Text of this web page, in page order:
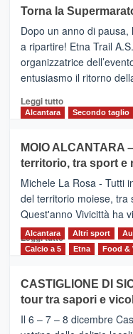
BROOKS
SuperMaratona
dell’Etna,
presentata
l’edizione
2026
Torna la
Dopo un anno di pausa,
a ripartire! Etna Trail
organizzatrice
entusiasmo il ritorno
Leggi tuttoLeggi
Torna
la
Supermaratona
dell’Etna
Alcantara Secondo taglio
MOIO ALCANTARA
territorio, tra sport e
Michele La Rosa - Tutti
del territorio moiese, tra
Quest'anno Vivicittà ha
Leggi tutto Leggi
MOIO
ALCANTARA
–
Vivicittà,
Alcantara Altri sport
Calcio a 5
Etna Food &
CASTIGLIONE DI
tour tra sapori e
Il 6 – 7 – 8 dicembre